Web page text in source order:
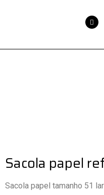
Sacola papel
Sacola papel tamanho 51